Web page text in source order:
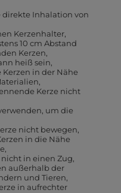
direkte Inhalation von
Kerzenhalter
10 cm Abstand
Kerzen
heiß sein
in der Nähe
Kerze nicht
um die
nicht bewegen
in die Nähe
nicht in einen Zug
außerhalb der
und Tieren
in aufrechter